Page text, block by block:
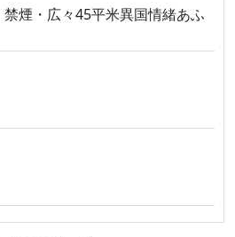
煙・広々45平米異国情緒あふ